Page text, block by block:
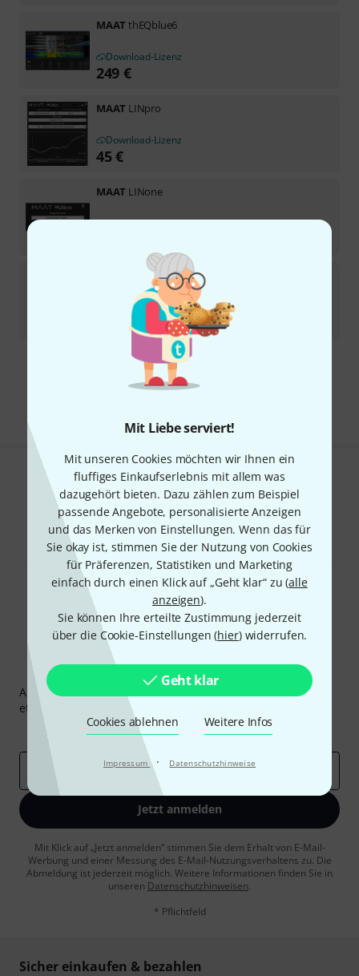
Mit Liebe serviert!
Mit unseren Cookies möchten wir Ihnen ein
fluffiges Einkaufserlebnis mit allem was
dazugehört bieten. Dazu zählen zum Beispiel
passende Angebote, personalisierte Anzeigen
und das Merken von Einstellungen. Wenn das für
Sie okay ist, stimmen Sie der Nutzung von Cookies
für Präferenzen, Statistiken und Marketing
einfach durch einen Klick auf „Geht klar“ zu (alle
anzeigen).
Sie können Ihre erteilte Zustimmung jederzeit
über die Cookie-Einstellungen (hier) widerrufen.
Geht klar
Cookies ablehnen Weitere Infos
Impressum · Datenschutzhinweise
MAAT thEQblue6
Download-Lizenz
249 €
MAAT LINpro
Download-Lizenz
45€
MAAT LINone
Download-Lizenz
MAATgo
Download-Lizenz
25,90
Kostenloser Versand ab 29 €
Alle Preise inkl. MwSt.
Gefällt Ihnen, was Sie sehen?
Teilen Hilfe & Feedback
Thomann Newsletter
Abonniere den Thomann Newsletter und gewinne mit
etwas Glück einen von
Inspirierende Beiträge
Deals Thomann Insights
E-Mail-Adresse*
Jetzt anmelden
Mit Klick auf „Jetzt anmelden“ stimmen Sie dem Erhalt von E-Mail-
Werbung und einer Messung des E-Mail-Nutzungsverhaltens zu. Die
Abmeldung ist jederzeit möglich. Weitere Informationen finden Sie in
unseren Datenschutzhinweisen.
* Pflichtfeld
Sicher einkaufen & bezahlen